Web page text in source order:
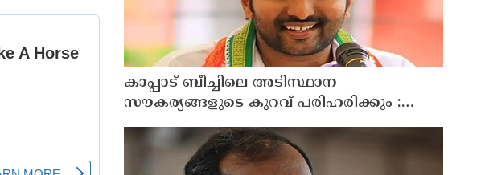
കാപ്പാട് ബീച്ചിലെ അടിസ്ഥാന
സൗകര്യങ്ങളുടെ കുറവ് പരിഹരിക്കും :
മന്ത്രി പി.സി വിഷ്ണുനാഥ്